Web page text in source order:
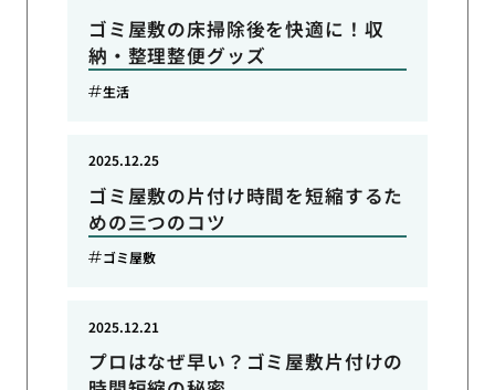
ゴミ屋敷の床掃除後を快適に！収
納・整理整便グッズ
生活
ゴミ屋敷の片付け時間を短縮するた
めの三つのコツ
2025.12.25
ゴミ屋敷
プロはなぜ早い？ゴミ屋敷片付けの
2025.12.21